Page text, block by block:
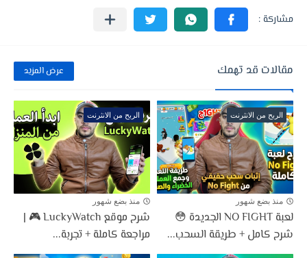
مقالات قد تهمك عرض المزيد
الربح من الانثرنت
منذ بضع شهور
لعبة NO FIGHT الجديدة 😳
شرح كامل + طريقة السحب...
الربح من الانثرنت
منذ بضع شهور
شرح موقع LuckyWatch 🎮 |
مراجعة كاملة + تجربة...